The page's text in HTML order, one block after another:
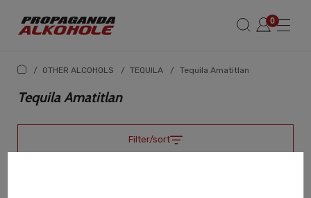
/ OTHER ALCOHOLS / TEQUILA / Tequila Amatitlan
Tequila Amatitlan
Filter/sort